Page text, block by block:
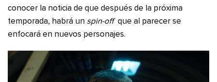
conocer la noticia de que después de la próxima
temporada, habrá un spin-off que al parecer se
enfocará en nuevos personajes.